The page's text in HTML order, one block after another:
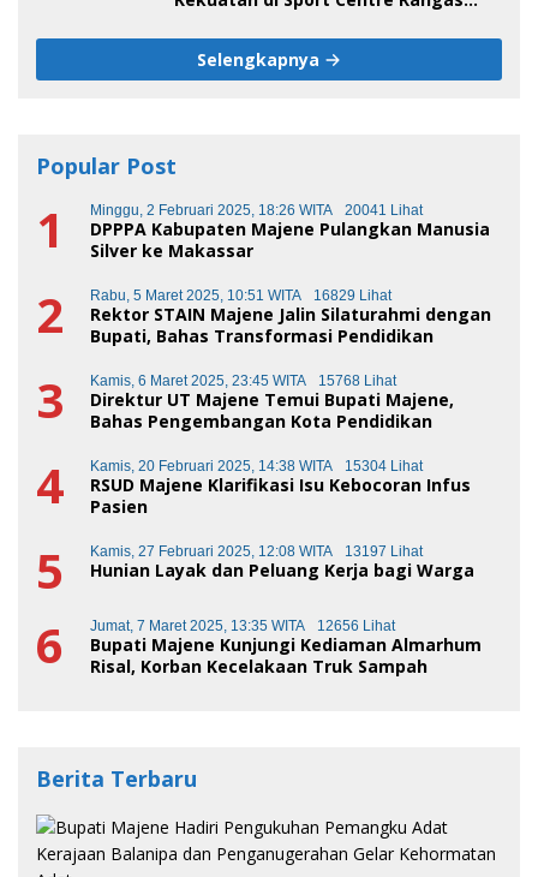
Selengkapnya
Popular Post
1 Minggu, 2 Februari 2025, 18:26 WITA 20041 Lihat
DPPPA Kabupaten Majene Pulangkan Manusia
Silver ke Makassar
2 Rabu, 5 Maret 2025, 10:51 WITA 16829 Lihat
Rektor STAIN Majene Jalin Silaturahmi dengan
Bupati, Bahas Transformasi Pendidikan
3 Kamis, 6 Maret 2025, 23:45 WITA 15768 Lihat
Direktur UT Majene Temui Bupati Majene,
Bahas Pengembangan Kota Pendidikan
4 Kamis, 20 Februari 2025, 14:38 WITA 15304 Lihat
RSUD Majene Klarifikasi Isu Kebocoran Infus
Pasien
5 Kamis, 27 Februari 2025, 12:08 WITA 13197 Lihat
Hunian Layak dan Peluang Kerja bagi Warga
6 Jumat, 7 Maret 2025, 13:35 WITA 12656 Lihat
Bupati Majene Kunjungi Kediaman Almarhum
Risal, Korban Kecelakaan Truk Sampah
Berita Terbaru